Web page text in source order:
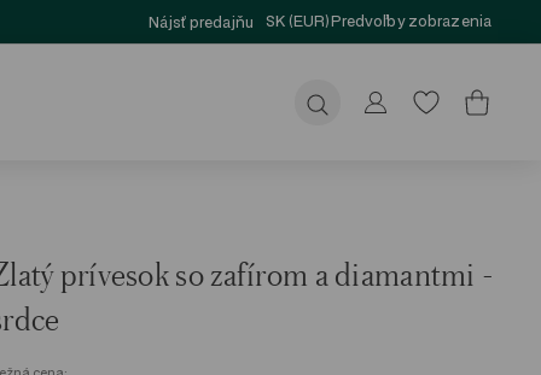
Nájsť predajňu SK (EUR)Predvoľby zobrazenia
Odoslať
prívesok so zafírom a diamantmi -